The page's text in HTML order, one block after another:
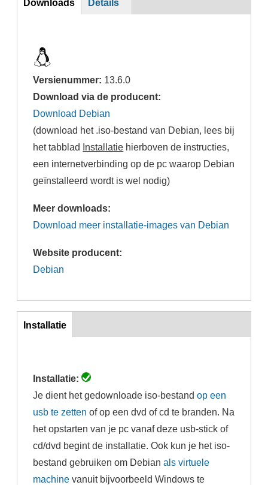
Downloads Details
Versienummer: 13.6.0
Download via de producent:
Download Debian
(download het .iso-bestand van Debian, lees bij
het tabblad Installatie hierboven de instructies,
een internetverbinding op de pc waarop Debian
geïnstalleerd wordt is wel nodig)
Meer downloads:
Download meer installatie-images van Debian
Website producent:
Debian
Inst
Installatie
Installatie:
Je dient het gedownloade iso-bestandop een
usb te zetten of op een dvd of cd te branden. Na
het opstarten van je pc vanaf deze usb-stick of
cd/dvd begint de installatie. Ook kun je het iso-
bestand gebruiken om Debianals virtuele
machine vanuit bijvoorbeeld Windows te